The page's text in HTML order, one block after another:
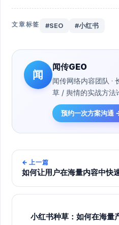
文章标签 #SEO #小红书
闻
闻传GEO
闻传网络内容团队 ·
草 / 舆情的实战方法
预约一次方案沟通
← 上一篇
如何让用户在海量内容中快
小红书种草：如何在海量